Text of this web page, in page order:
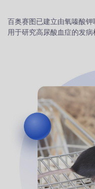
百奥赛图已建立由氧嗪酸
用于研究高尿酸血症的发病